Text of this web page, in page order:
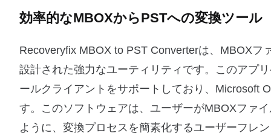
効率的なMBOXからPSTへの変換ツール
Recoveryfix MBOX to PST Converterは、MBOX
設計された強力なユーティリティです。このアプ
ールクライアントをサポートしており、Microsoft
す。このソフトウェアは、ユーザーがMBOXファ
ように、変換プロセスを簡素化するユーザーフレ